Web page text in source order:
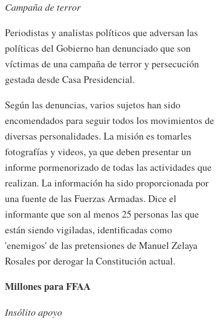
Campaña de terror
Periodistas y analistas políticos que adversan las
políticas del Gobierno han denunciado que son
víctimas de una campaña de terror y persecución
gestada desde Casa Presidencial.
Según las denuncias, varios sujetos han sido
encomendados para seguir todos los movimientos de
diversas personalidades. La misión es tomarles
fotografías y videos, ya que deben presentar un
informe pormenorizado de todas las actividades que
realizan. La información ha sido proporcionada por
una fuente de las Fuerzas Armadas. Dice el
informante que son al menos 25 personas las que
están siendo vigiladas, identificadas como
'enemigos' de las pretensiones de Manuel Zelaya
Rosales por derogar la Constitución actual.
Millones para FFAA
Insólito apoyo